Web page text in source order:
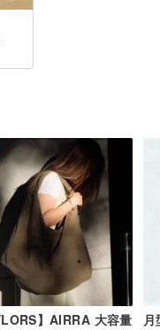
】AIRRA 大容量